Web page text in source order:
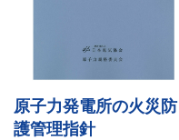
原子力発電所の火災防
護管理指針